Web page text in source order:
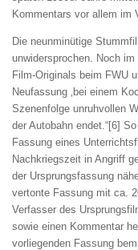
Kommentars vor allem im
Die neunminütige
unwidersprochen. Noch
Film-Originals beim FWU
Neufassung ‚bei einem
Szenenfolge unruhvollen
der Autobahn endet.“[6]
Fassung eines
Nachkriegszeit in Angriff
der Ursprungsfassung
vertonte Fassung mit ca.
Verfasser des
sowie einen Kommentar
vorliegenden Fassung